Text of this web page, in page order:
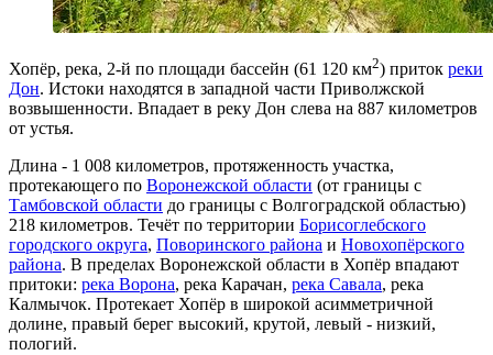
Хопёр, река, 2-й по площади бассейн (61 120 км2) приток реки
Дон. Истоки находятся в западной части Приволжской
возвышенности. Впадает в реку Дон слева на 887 километров
от устья.
Длина - 1 008 километров, протяженность участка,
протекающего по Воронежской области (от границы с
Тамбовской области до границы с Волгоградской областью)
218 километров. Течёт по территории Борисоглебского
городского округа, Поворинского района и Новохопёрского
района. В пределах Воронежской области в Хопёр впадают
притоки: река Ворона, река Карачан, река Савала, река
Калмычок. Протекает Хопёр в широкой асимметричной
долине, правый берег высокий, крутой, левый - низкий,
пологий.